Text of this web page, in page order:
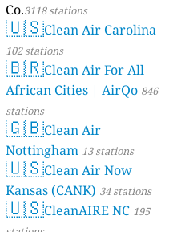
Co.3118 stations
🇺🇸Clean Air Carolina
102 stations
🇧🇷Clean Air For All
African Cities | AirQo 846
stations
🇬🇧Clean Air
Nottingham 13 stations
🇺🇸Clean Air Now
Kansas (CANK) 34 stations
🇺🇸CleanAIRE NC 195